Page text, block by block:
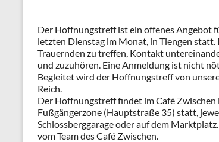
Der Hoffnungstreff ist ein offenes Angebot
letzten Dienstag im Monat, in Tiengen
Trauernden zu treffen, Kontakt
und zuzuhören. Eine Anmeldung ist nicht
Begleitet wird der Hoffnungstreff von
Reich.
Der Hoffnungstreff findet im Café Zwischen
Fußgängerzone (Hauptstraße 35) statt,
Schlossberggarage oder auf dem
vom Team des Café Zwischen.